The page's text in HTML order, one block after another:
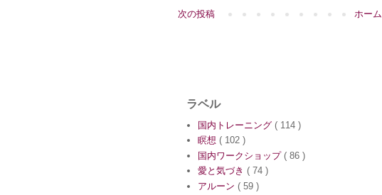
次の投稿 ホーム
ラベル
国内トレーニング( 114 )
瞑想( 102 )
国内ワークショップ( 86 )
愛と気づき( 74 )
アルーン( 59 )